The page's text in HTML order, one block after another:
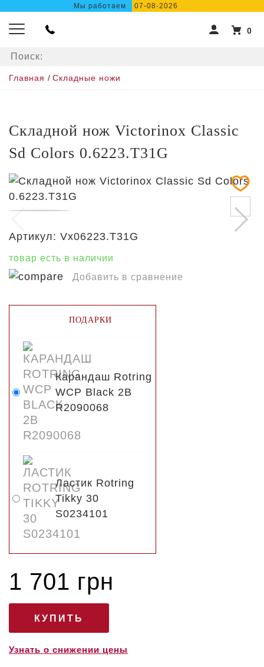
Мы работаем 07-08-2026
0
Главная / Складные ножи
Складной нож Victorinox Classic
Sd Colors 0.6223.T31G
Артикул: Vx06223.T31G
товар есть в наличии
Добавить в сравнение
ПОДАРКИ
Карандаш Rotring
WCP Black 2B
R2090068
Ластик Rotring
Tikky 30
S0234101
1 701 грн
Узнать о снижении цены